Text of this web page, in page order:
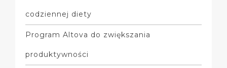
codziennej diety
Program Altova do zwiększania
produktywności